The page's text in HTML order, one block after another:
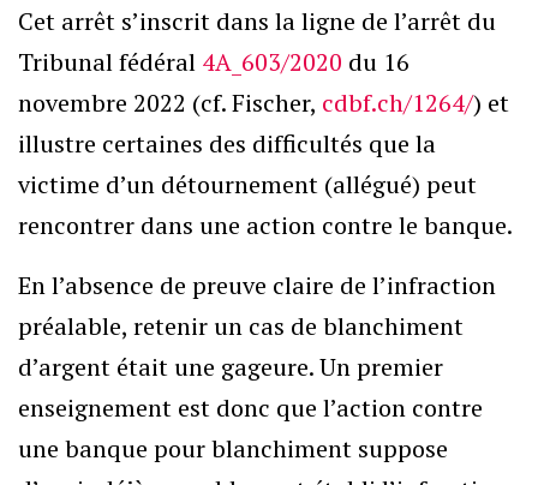
Cet arrêt s’inscrit dans la ligne de l’arrêt du
Tribunal fédéral 4A_603/2020 du 16
novembre 2022 (cf. Fischer, cdbf.ch/1264/) et
illustre certaines des difficultés que la
victime d’un détournement (allégué) peut
rencontrer dans une action contre le banque.
En l’absence de preuve claire de l’infraction
préalable, retenir un cas de blanchiment
d’argent était une gageure. Un premier
enseignement est donc que l’action contre
une banque pour blanchiment suppose